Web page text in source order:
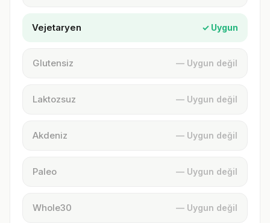
Vejetaryen ✓ Uygun
Glutensiz — Uygun değil
Laktozsuz — Uygun değil
Akdeniz — Uygun değil
Paleo — Uygun değil
Whole30 — Uygun değil